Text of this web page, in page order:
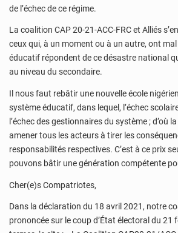
de l’échec de ce régime.
La coalition CAP 20-21-ACC-FRC et Alliés
ceux qui, à un moment ou à un autre, ont
éducatif répondent de ce désastre national
au niveau du secondaire.
Il nous faut rebâtir une nouvelle école
système éducatif, dans lequel, l’échec
l’échec des gestionnaires du système ; d’où
amener tous les acteurs à tirer les
responsabilités respectives. C’est à ce prix
pouvons bâtir une génération compétente
Cher(e)s Compatriotes,
Dans la déclaration du 18 avril 2021, notre
prononcée sur le coup d’État électoral du 21